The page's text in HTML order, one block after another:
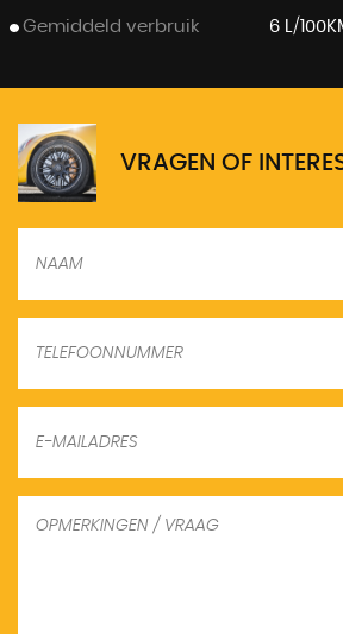
Gemiddeld verbruik 6 L/
VRAGEN OF